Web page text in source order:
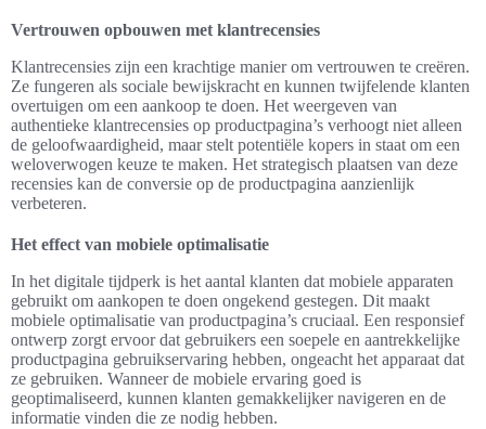
Vertrouwen opbouwen met klantrecensies
Klantrecensies zijn een krachtige manier om vertrouwen te creëren.
Ze fungeren als sociale bewijskracht en kunnen twijfelende klanten
overtuigen om een aankoop te doen. Het weergeven van
authentieke klantrecensies op productpagina’s verhoogt niet alleen
de geloofwaardigheid, maar stelt potentiële kopers in staat om een
weloverwogen keuze te maken. Het strategisch plaatsen van deze
recensies kan de conversie op de productpagina aanzienlijk
verbeteren.
Het effect van mobiele optimalisatie
In het digitale tijdperk is het aantal klanten dat mobiele apparaten
gebruikt om aankopen te doen ongekend gestegen. Dit maakt
mobiele optimalisatie van productpagina’s cruciaal. Een responsief
ontwerp zorgt ervoor dat gebruikers een soepele en aantrekkelijke
productpagina gebruikservaring hebben, ongeacht het apparaat dat
ze gebruiken. Wanneer de mobiele ervaring goed is
geoptimaliseerd, kunnen klanten gemakkelijker navigeren en de
informatie vinden die ze nodig hebben.